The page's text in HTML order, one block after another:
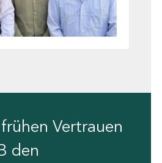
Vertrauen
den